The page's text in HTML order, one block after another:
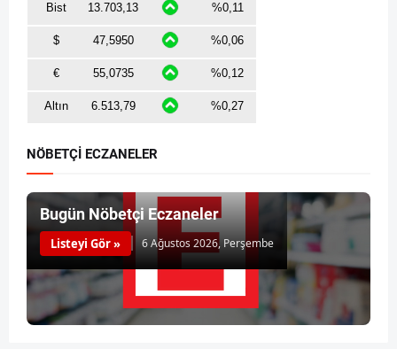
NÖBETÇİ ECZANELER
Bugün Nöbetçi Eczaneler
Listeyi Gör » 6 Ağustos 2026, Perşembe